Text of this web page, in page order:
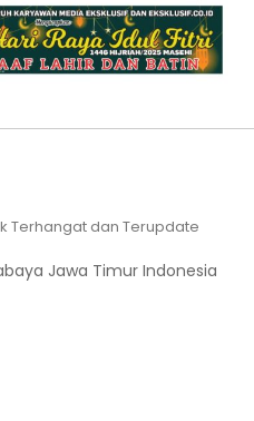
Terhangat dan Terupdate
Jawa Timur Indonesia